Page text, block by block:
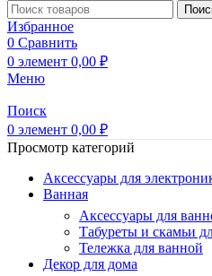
Избранное
0 Сравнить
0 элемент 0,00 ₽
Меню
Поиск
0 элемент 0,00 ₽
Просмотр категорий
Аксессуары для
Ванная
Аксессуары для
Табуреты и скамьи
Тележка для ванной
Декор для дома